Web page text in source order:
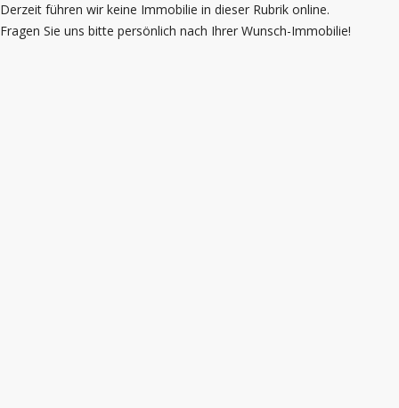
Derzeit führen wir keine Immobilie in dieser Rubrik online.
Fragen Sie uns bitte persönlich nach Ihrer Wunsch-Immobilie!